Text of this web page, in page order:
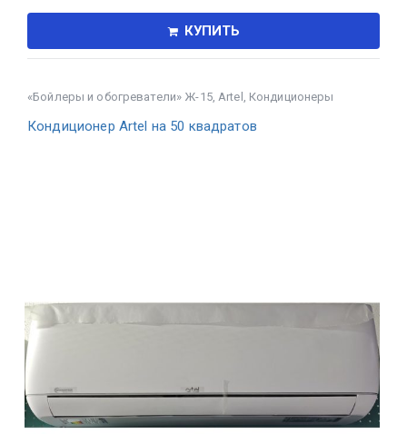
КУПИТЬ
«Бойлеры и обогреватели» Ж-15, Artel Кондиционеры
Кондиционер Artel на 50 квадратов